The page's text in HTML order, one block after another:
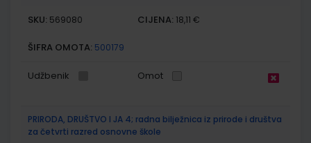
SKU: 569080 CIJENA: 18,11 €
ŠIFRA OMOTA: 500179
Udžbenik Omot
PRIRODA, DRUŠTVO I JA 4; radna bilježnica iz prirode i društva
za četvrti razred osnovne škole